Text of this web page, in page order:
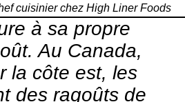
cuisinier chez High Liner Foods
à sa propre
Au Canada,
la côte est, les
des ragoûts de